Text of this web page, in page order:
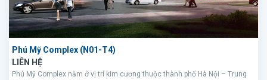
Phú Mỹ Complex (N01-T4)
LIÊN HỆ
Phú Mỹ Complex nằm ở vị trí kim cương thuộc thành phố Hà Nội – Trung